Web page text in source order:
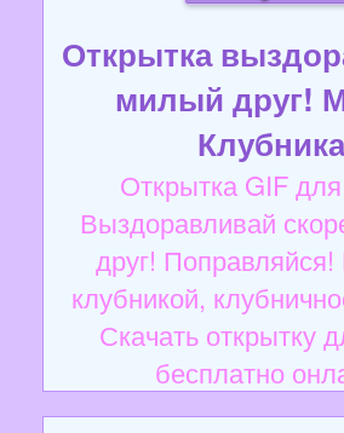
Открытка
милый друг!
Клубника
Открытка GIF
Выздоравливай
друг!
клубникой,
Скачать открытку
бесплатно